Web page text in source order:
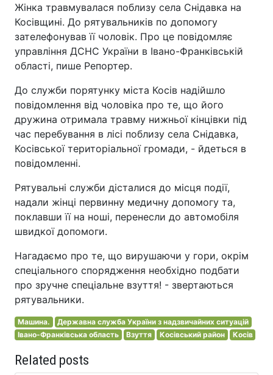
Жінка травмувалася поблизу села Снідавка на
Косівщині. До рятувальників по допомогу
зателефонував її чоловік. Про це повідомляє
управління ДСНС України в Івано-Франківській
області, пише Репортер.
До служби порятунку міста Косів надійшло
повідомлення від чоловіка про те, що його
дружина отримала травму нижньої кінцівки під
час перебування в лісі поблизу села Снідавка,
Косівської територіальної громади, - йдеться в
повідомленні.
Рятувальні служби дісталися до місця події,
надали жінці первинну медичну допомогу та,
поклавши її на ноші, перенесли до автомобіля
швидкої допомоги.
Нагадаємо про те, що вирушаючи у гори, окрім
спеціального спорядження необхідно подбати
про зручне спеціальне взуття! - звертаються
рятувальники.
Машина.
Державна служба України з надзвичайних ситуацій
Івано-Франківська область
Взуття Косівський район Косів
Related posts